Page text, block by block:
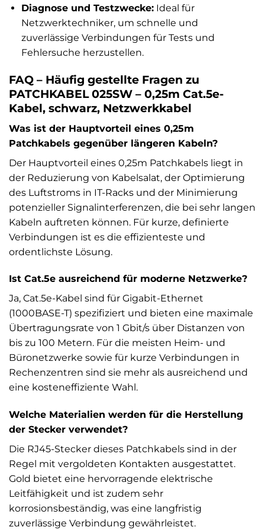
Diagnose und Testzwecke:Ideal für
Netzwerktechniker, um schnelle und
zuverlässige Verbindungen für Tests und
Fehlersuche herzustellen.
FAQ – Häufig gestellte Fragen zu
PATCHKABEL 025SW – 0,25m Cat.5e-
Kabel, schwarz, Netzwerkkabel
Was ist der Hauptvorteil eines 0,25m
Patchkabels gegenüber längeren Kabeln?
Der Hauptvorteil eines 0,25m Patchkabels liegt in
der Reduzierung von Kabelsalat, der Optimierung
des Luftstroms in IT-Racks und der Minimierung
potenzieller Signalinterferenzen, die bei sehr langen
Kabeln auftreten können. Für kurze, definierte
Verbindungen ist es die effizienteste und
ordentlichste Lösung.
Ist Cat.5e ausreichend für moderne Netzwerke?
Ja, Cat.5e-Kabel sind für Gigabit-Ethernet
(1000BASE-T) spezifiziert und bieten eine maximale
Übertragungsrate von 1 Gbit/s über Distanzen von
bis zu 100 Metern. Für die meisten Heim- und
Büronetzwerke sowie für kurze Verbindungen in
Rechenzentren sind sie mehr als ausreichend und
eine kosteneffiziente Wahl.
Welche Materialien werden für die Herstellung
der Stecker verwendet?
Die RJ45-Stecker dieses Patchkabels sind in der
Regel mit vergoldeten Kontakten ausgestattet.
Gold bietet eine hervorragende elektrische
Leitfähigkeit und ist zudem sehr
korrosionsbeständig, was eine langfristig
zuverlässige Verbindung gewährleistet.